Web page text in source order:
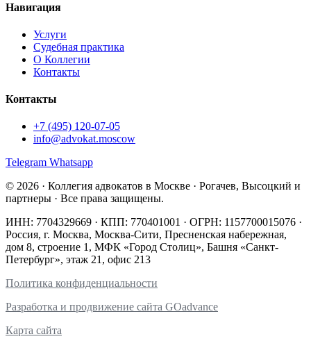
Навигация
Услуги
Судебная практика
О Коллегии
Контакты
Контакты
+7 (495) 120-07-05
info@advokat.moscow
Telegram Whatsapp
© 2026 · Коллегия адвокатов в Москве · Рогачев, Высоцкий и
партнеры · Все права защищены.
ИНН: 7704329669 · КПП: 770401001 · ОГРН: 1157700015076 ·
Россия, г. Москва, Москва-Сити, Пресненская набережная,
дом 8, строение 1, МФК «Город Столиц», Башня «Санкт-
Петербург», этаж 21, офис 213
Политика конфиденциальности
Разработка и продвижение сайта GOadvance
Карта сайта